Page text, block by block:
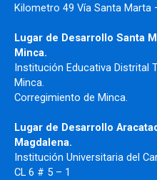
Kilometro 49 Vía Santa Marta
Lugar de Desarrollo Santa
Minca.
Institución Educativa Distrital
Minca.
Corregimiento de Minca.
Lugar de Desarrollo
Magdalena.
Institución Universitaria del
CL 6 # 5 – 1